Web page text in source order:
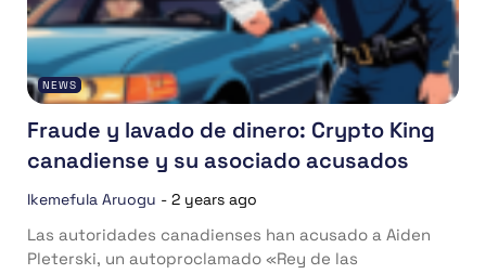
NEWS
Fraude y lavado de dinero: Crypto King
canadiense y su asociado acusados
Ikemefula Aruogu - 2 years ago
Las autoridades canadienses han acusado a Aiden
Pleterski, un autoproclamado «Rey de las